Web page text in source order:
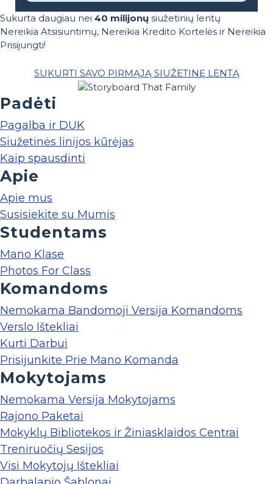
Sukurta daugiau nei 40 milijonų siužetinių lentų
Nereikia Atsisiuntimų, Nereikia Kredito Kortelės ir Nereikia
Prisijungti!
SUKURTI SAVO PIRMĄJĄ SIUŽETINĘ LENTĄ
Padėti
Pagalba ir DUK
Siužetinės linijos kūrėjas
Kaip spausdinti
Apie
Apie mus
Susisiekite su Mumis
Studentams
Mano Klase
Photos For Class
Komandoms
Nemokama Bandomoji Versija Komandoms
Verslo Ištekliai
Kurti Darbui
Prisijunkite Prie Mano Komanda
Mokytojams
Nemokama Versija Mokytojams
Rajono Paketai
Mokyklų Bibliotekos ir Žiniasklaidos Centrai
Treniruočių Sesijos
Visi Mokytojų Ištekliai